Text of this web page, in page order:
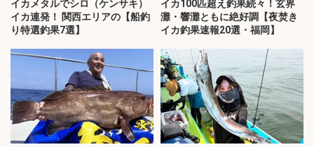
イカメタルでシロ（ケンサキ）
イカ連発！ 関西エリアの【船釣
り特選釣果7選】
イカ100匹超え釣果続々！玄界
灘・響灘ともに絶好調【夜焚き
イカ釣果速報20選・福岡】